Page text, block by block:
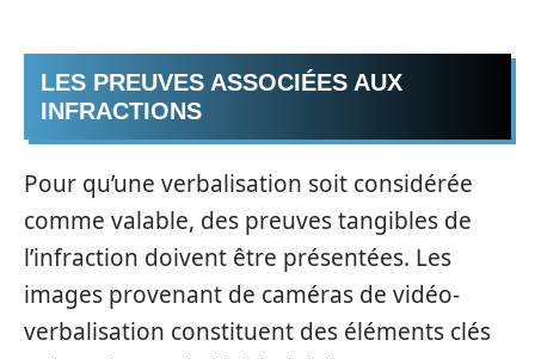
LES PREUVES ASSOCIÉES AUX
INFRACTIONS
Pour qu’une verbalisation soit considérée
comme valable, des preuves tangibles de
l’infraction doivent être présentées. Les
images provenant de caméras de vidéo-
verbalisation constituent des éléments clés